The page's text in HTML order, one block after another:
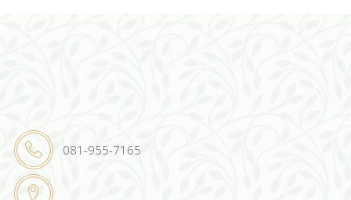
081-955-7165